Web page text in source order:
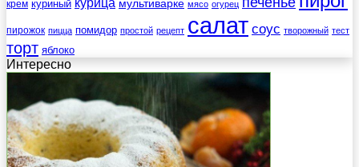
крем куриный мультиварке мясо огурец
пирожок пицца помидор простой рецепт салат соус творожный тест
торт яблоко
Интересно